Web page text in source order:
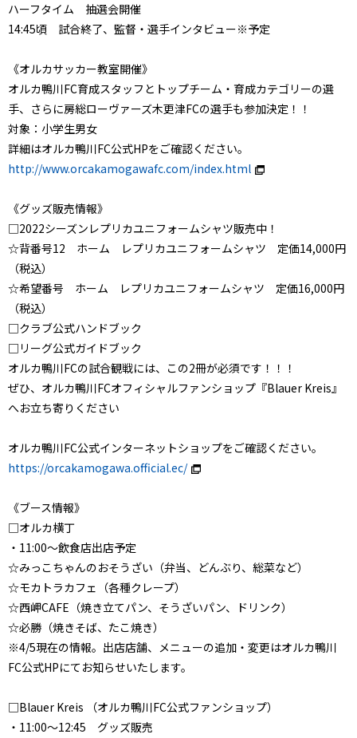
ハーフタイム 抽選会開催
14:45頃 試合終了、監督・選手インタビュー※予定
《オルカサッカー教室開催》
オルカ鴨川FC育成スタッフとトップチーム・育成カテゴリーの選
手、さらに房総ローヴァーズ木更津FCの選手も参加決定！！
対象：小学生男女
詳細はオルカ鴨川FC公式HPをご確認ください。
http://www.orcakamogawafc.com/index.html
《グッズ販売情報》
□2022シーズンレプリカユニフォームシャツ販売中！
☆背番号12 ホーム レプリカユニフォームシャツ 定価14,000円
（税込）
☆希望番号 ホーム レプリカユニフォームシャツ 定価16,000円
（税込）
□クラブ公式ハンドブック
□リーグ公式ガイドブック
オルカ鴨川FCの試合観戦には、この2冊が必須です！！！
ぜひ、オルカ鴨川FCオフィシャルファンショップ『Blauer Kreis』
へお立ち寄りください
オルカ鴨川FC公式インターネットショップをご確認ください。
https://orcakamogawa.official.ec/
《ブース情報》
□オルカ横丁
・11:00～飲食店出店予定
☆みっこちゃんのおそうざい（弁当、どんぶり、総菜など）
☆モカトラカフェ（各種クレープ）
☆西岬CAFE（焼き立てパン、そうざいパン、ドリンク）
☆必勝（焼きそば、たこ焼き）
※4/5現在の情報。出店店舗、メニューの追加・変更はオルカ鴨川
FC公式HPにてお知らせいたします。
□Blauer Kreis （オルカ鴨川FC公式ファンショップ）
・11:00～12:45 グッズ販売